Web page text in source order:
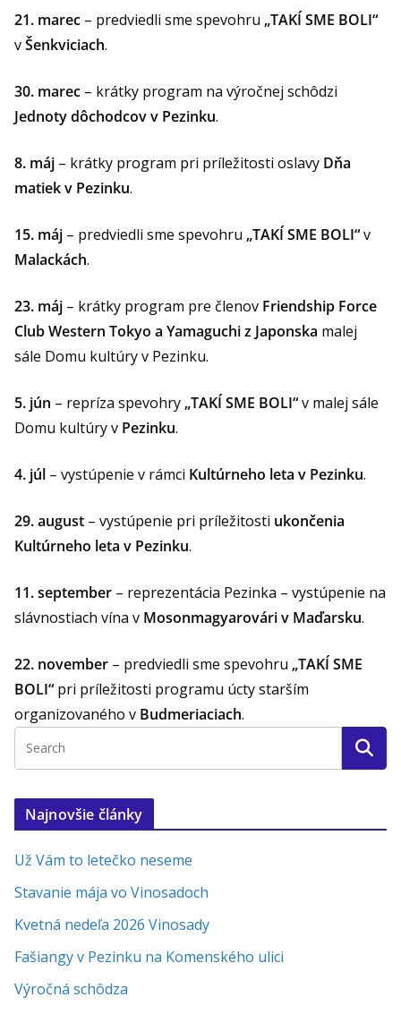
21. marec – predviedli sme spevohru „TAKÍ SME BOLI“
vŠenkviciach.
30. marec – krátky program na výročnej schôdzi
Jednoty dôchodcov v Pezinku.
8. máj – krátky program pri príležitosti oslavy Dňa
matiek v Pezinku.
15. máj – predviedli sme spevohru „TAKÍ SME BOLI“v
Malackách.
23. máj – krátky program pre členov Friendship Force
Club Western Tokyo a Yamaguchi z Japonska malej
sále Domu kultúry v Pezinku.
5. jún – repríza spevohry „TAKÍ SME BOLI“v malej sále
Domu kultúry v Pezinku.
4. júl – vystúpenie v rámci Kultúrneho leta v Pezinku.
29. august – vystúpenie pri príležitosti ukončenia
Kultúrneho leta v Pezinku.
11. september – reprezentácia Pezinka – vystúpenie na
slávnostiach vína v Mosonmagyarovári v Maďarsku.
22. november – predviedli sme spevohru „TAKÍ SME
BOLI“ pri príležitosti programu úcty starším
organizovaného v Budmeriaciach.
Najnovšie články
Už Vám to letečko neseme
Stavanie mája vo Vinosadoch
Kvetná nedeľa 2026 Vinosady
Fašiangy v Pezinku na Komenského ulici
Výročná schôdza